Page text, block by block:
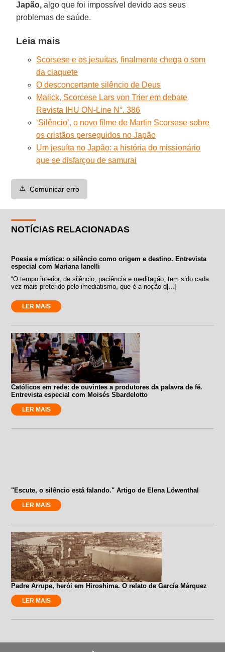
Japão, algo que foi impossível devido aos seus
problemas de saúde.
Leia mais
Scorsese e os jesuítas, finalmente chega o som
da claquete
O desconcertante silêncio de Deus
Malick, Scorcese Lars von Trier em debate
Revista IHU ON-Line N°. 386
‘Silêncio’, o novo filme de Martin Scorsese sobre
os cristãos perseguidos no Japão
Um jesuíta no Japão: a história do missionário
que se disfarçou de samurai
⚠️ Comunicar erro
NOTÍCIAS RELACIONADAS
Poesia e mística: o silêncio como origem e destino. Entrevista
especial com Mariana Ianelli
“O tempo interior, de silêncio, paciência e meditação, tem sido cada
vez mais preterido pelo imediatismo, que é a noção d[...]
LER MAIS
Católicos em rede: de ouvintes a produtores da palavra de fé.
Entrevista especial com Moisés Sbardelotto
LER MAIS
"Escute, o silêncio está falando." Artigo de Elena Löwenthal
LER MAIS
Padre Arrupe, herói em Hiroshima. O relato de García Márquez
LER MAIS